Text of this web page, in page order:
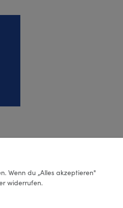
Wenn du „Alles akzeptieren"
widerrufen.